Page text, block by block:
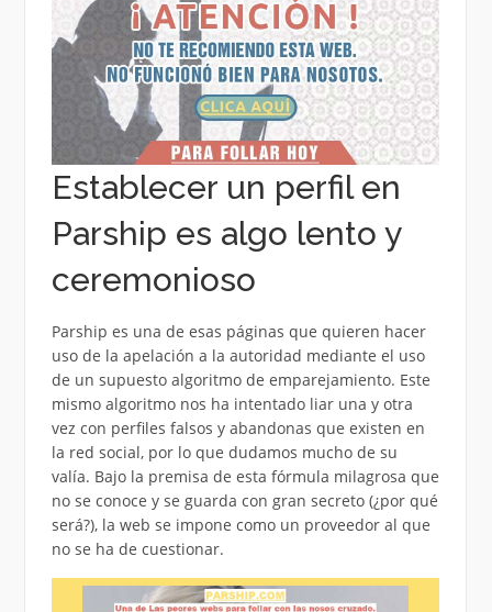
Establecer un perfil en
Parship es algo lento y
ceremonioso
Parship es una de esas páginas que quieren hacer
uso de la apelación a la autoridad mediante el uso
de un supuesto algoritmo de emparejamiento. Este
mismo algoritmo nos ha intentado liar una y otra
vez con perfiles falsos y abandonas que existen en
la red social, por lo que dudamos mucho de su
valía. Bajo la premisa de esta fórmula milagrosa que
no se conoce y se guarda con gran secreto (¿por qué
será?), la web se impone como un proveedor al que
no se ha de cuestionar.